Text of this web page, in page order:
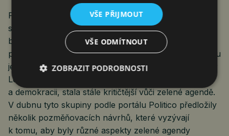
Před volbami do Evropského parlamentu v roce 2024
se formuje ideologický rozkol ohledně zelené politiky
bloku. Na skeptičtější straně se konstelace
pravicových skupin, od středopravé EPP (jejíž členkou
je CDU předsedkyně Evropské komise Ursuly von der
Leyenové) až po krajně pravicovou Identitu
a demokracii, stala stále kritičtější vůči zelené agendě.
V dubnu tyto skupiny podle portálu Politico předložily
několik pozměňovacích návrhů, které vyzývají
k tomu, aby byly různé aspekty zelené agendy
VŠE PŘIJMOUT
VŠE ODMÍTNOUT
ZOBRAZIT PODROBNOSTI